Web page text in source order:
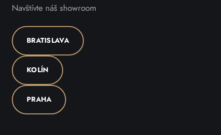
Navštívte náš showroom
BRATISLAVA
KOLÍN
PRAHA